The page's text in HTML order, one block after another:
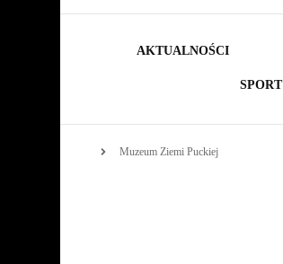
AKTUALNOŚCI
SPORT
Muzeum Ziemi Puckiej